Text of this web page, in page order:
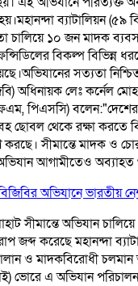
মহানন্দা ব্যাটালিয়ন (৫৯
চালিয়ে ১০ জন মাদক
বিকল্প বিভিন্ন
​অভিযানের সত্যতা
অধিনায়ক লেঃ কর্নেল
পিএসসি) বলেন:
ছোবল থেকে রক্ষা করতে
করছে। সীমান্তে মাদক ও
আগামীতেও অব্যাহত
অভিযানে ভারতীয়
সীমান্তে অভিযান
জব্দ করেছে মহানন্দা
ও মাদকবিরোধী
ভোরে এ অভিযান